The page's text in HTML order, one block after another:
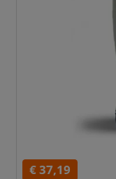
€ 37,19